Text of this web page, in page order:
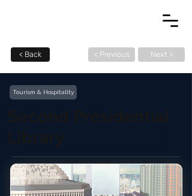
< Back < Previous Next >
Tourism & Hospitality